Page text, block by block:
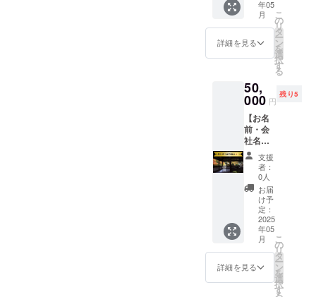
す。た
だし、
別途発
生いた
お花の
ご予算
含め内
容につ
いては
直接ス
タッフ
へご相
談くだ
さい。
〜フ
ローナ
につい
て〜 両
親が営
屋さん
です！
ンディ
ングで
支援を
した旨
い。 〜
ひろ屋
て〜 実
の兄
（長
男）が
2023年
９月に
OPNE
し１周
年を迎
える居
酒屋で
す。 三
北町か
ら届く
沢に。
喧騒を
離れて
秘密基
ンプを
楽しん
でいた
だきま
す。 ・
日程：
2025年
5月1
日〜
2025年
9月30日
までの
期間
内 10
時~16時
の１日
貸出 ※
いただ
けま
す】
【さら
に、こ
ちらは
らプラ
ン』!ア
ウトド
アグッ
ズや食
材はこ
ちらで
ご準備
いたし
ます】
公式
OPNE
前にあ
なただ
けに貸
切空間
をご提
年05
月
詳細を見る
こ
の
リ
タ
ー
ン
を
選
択
す
る
50,
000 円
残り5
【お名
前・会
社名を
掲載さ
せてい
ただき
ます
（小）
※5件限
定】 ・
ご支援
いただ
いた方
の名前
や会社
名を、
支援
者：
0人
お届
け予
定：
2025
年05
月
詳細を見る
こ
の
リ
タ
ー
ン
を
選
択
す